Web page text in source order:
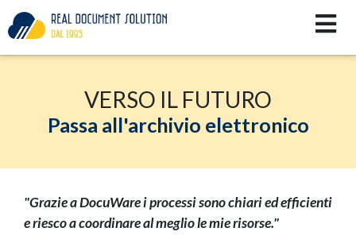
VERSO IL FUTURO
Passa all'archivio elettronico
"Grazie a DocuWare i processi sono chiari ed efficienti
e riesco a coordinare al meglio le mie risorse."